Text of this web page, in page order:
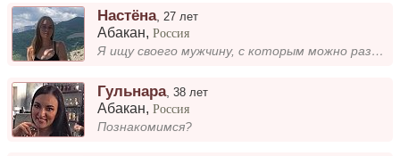
Настёна,27 лет
Абакан,Россия
Я ищу своего мужчину, с которым можно разделить радости и заботы. Люблю путешествовать, читать и проводить время на прир...
Гульнара,38 лет
Абакан,Россия
Познакомимся?